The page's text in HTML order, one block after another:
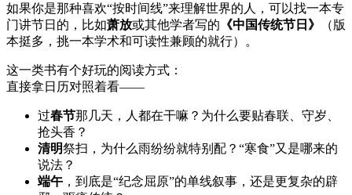
如果你是那种喜欢“按时间线”来理解世界的人，可以找一本专
门讲节日的，比如萧放或其他学者写的 《中国传统节日》
（版
本挺多，挑一本学术和可读性兼顾的就行）。
这一类书有个好玩的阅读方式：
直接拿日历对照着看——
过春节那几天，人都在干嘛？为什么要贴春联、守岁、
抢头香？
清明祭扫，为什么雨纷纷就特别配？“寒食”又是哪来的
说法？
端午 ，到底是“纪念屈原”的单线叙事，还是更复杂的辟